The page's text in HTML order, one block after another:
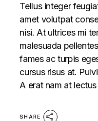
Tellus integer
amet volutpat
nisi. At ultrices mi
malesuada
fames ac turpis
cursus risus at.
A erat nam at
SHARE